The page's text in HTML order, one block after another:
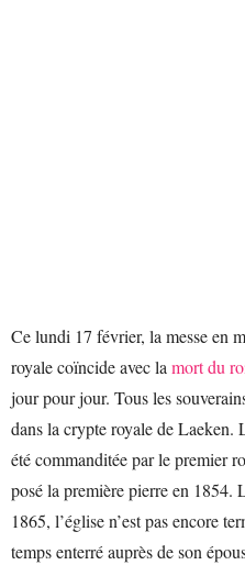
Ce lundi 17 février, la messe en
royale coïncide avec la mort du
jour pour jour. Tous les
dans la crypte royale de Laeken.
été commanditée par le premier
posé la première pierre en
1865, l’église n’est pas encore
temps enterré auprès de son